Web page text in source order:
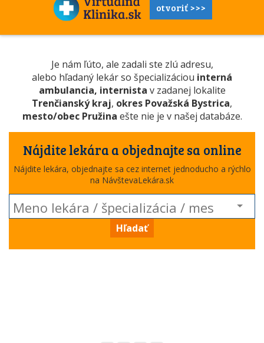
otvoriť >>>
Je nám ľúto, ale zadali ste zlú adresu,
alebo hľadaný lekár so špecializáciou interná
ambulancia, internista v zadanej lokalite
Trenčianský kraj, okres Považská Bystrica,
mesto/obec Pružina ešte nie je v našej databáze.
Nájdite lekára a objednajte sa online
Nájdite lekára, objednajte sa cez internet jednoducho a rýchlo
na NávštevaLekára.sk
Hľadať